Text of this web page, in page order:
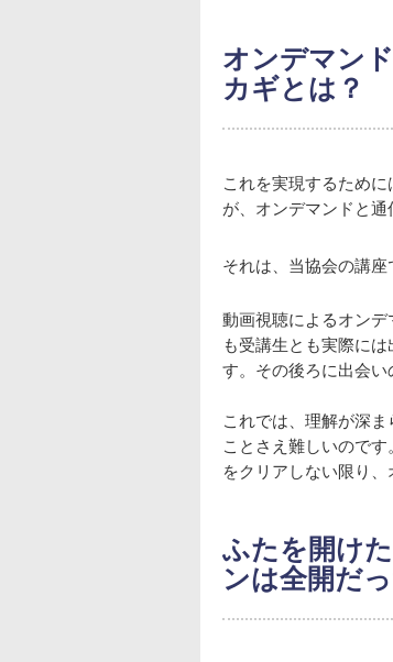
オンデマン
カギとは？
これを実現するため
が、オンデマンドと通
それは、当協会の講
動画視聴によるオン
も受講生とも実際に
す。その後ろに出会い
これでは、理解が深
ことさえ難しいので
をクリアしない限り
ふたを開け
ンは全開だ